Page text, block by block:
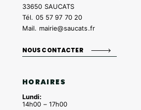
33650 SAUCATS
Tél. 05 57 97 70 20
Mail. mairie@saucats.fr
NOUS CONTACTER
HORAIRES
Lundi:
14h00 – 17h00